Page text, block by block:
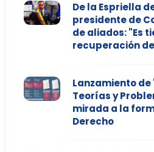
De la Espriella
presidente de
de aliados: "Es
recuperación
Lanzamiento
Teorías y
mirada a la
Derecho